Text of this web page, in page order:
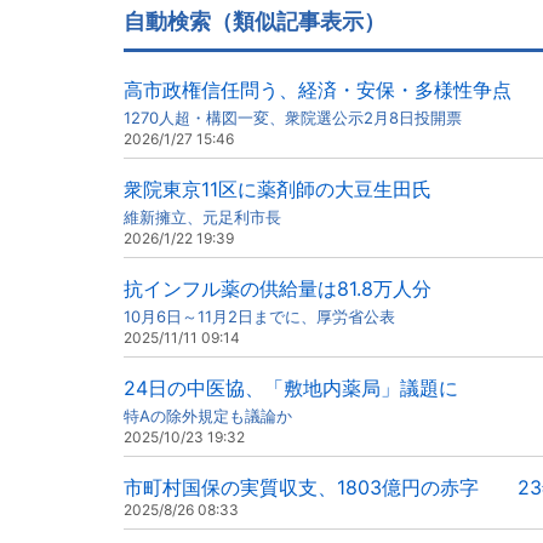
自動検索（類似記事表示）
高市政権信任問う、経済・安保・多様性争点
1270人超・構図一変、衆院選公示2月8日投開票
2026/1/27 15:46
衆院東京11区に薬剤師の大豆生田氏
維新擁立、元足利市長
2026/1/22 19:39
抗インフル薬の供給量は81.8万人分
10月6日～11月2日までに、厚労省公表
2025/11/11 09:14
24日の中医協、「敷地内薬局」議題に
特Aの除外規定も議論か
2025/10/23 19:32
市町村国保の実質収支、1803億円の赤字 23
2025/8/26 08:33